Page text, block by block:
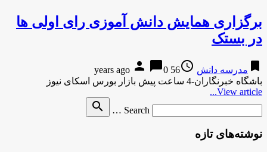
برگزاری همایش دانش آموزی رای اولی ها
در بستک
bookmark مدرسه دانش access_time
56 years ago
person chat_bubble0
باشگاه خبرنگاران-4 ساعت پیش بازار بورس اسکای نیوز
View article...
Search …
search
نوشته‌های تازه